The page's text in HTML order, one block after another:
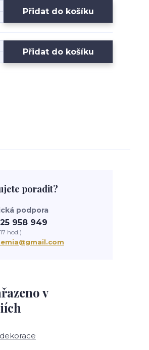
Přidat do košíku
Přidat do košíku
v
poradit?
podpora
958 949
hod.)